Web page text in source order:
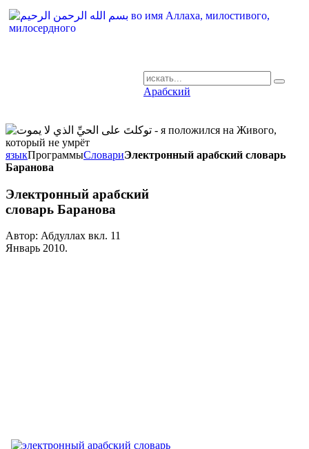
Арабский
языкПрограммыСловариЭлектронный арабский словарь
Баранова
Электронный арабский
словарь Баранова
Автор: Абдуллах вкл. 11
Январь 2010.